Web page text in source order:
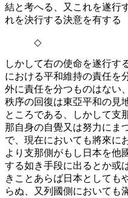
結と考へる、又これを遂行
れを決行する決意を有する
◇
しかして右の使命を遂行す
における平和維持の責任を
外に責任を分つものはない
秩序の回復は東亞平和の見
ところである、しかして支
那自身の自覺又は努力にま
で、現在においても將來に
より支那側がもし日本を他
する如き手段に出るとか或
きことあらば日本としても
らぬ、又列國側においても